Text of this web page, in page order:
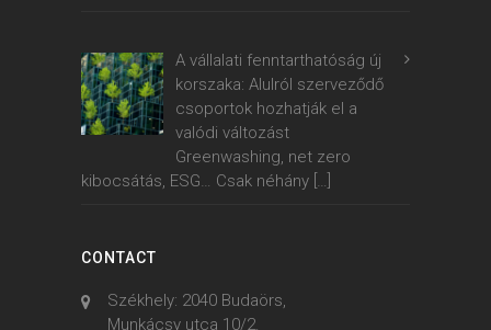
A vállalati fenntarthatóság új
korszaka: Alulról szerveződő
csoportok hozhatják el a
valódi változást
Greenwashing, net zero
kibocsátás, ESG… Csak néhány […]
CONTACT
Székhely: 2040 Budaörs,
Munkácsy utca 10/2.